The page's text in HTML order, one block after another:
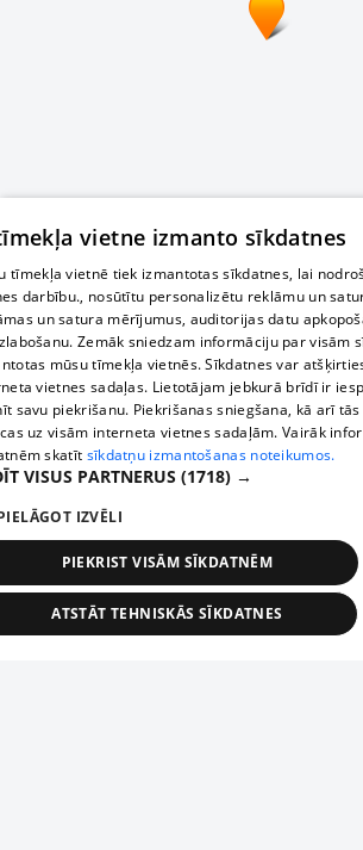
vietne izmanto sīkdatnes
tīmekļa vietnē tiek izmantotas sīkdatnes, lai
darbību., nosūtītu personalizētu reklāmu un
un satura mērījumus, auditorijas datu
Zemāk sniedzam informāciju par visām
mūsu tīmekļa vietnēs. Sīkdatnes var
vietnes sadaļas. Lietotājam jebkurā brīdī ir
savu piekrišanu. Piekrišanas sniegšana, kā arī
uz visām interneta vietnes sadaļām. Vairāk
skatīt sīkdatņu izmantošanas noteikumos.
VISUS PARTNERUS (1718) →
IZVĒLI
PIEKRIST VISĀM SĪKDATNĒM
ATSTĀT TEHNISKĀS SĪKDATNES